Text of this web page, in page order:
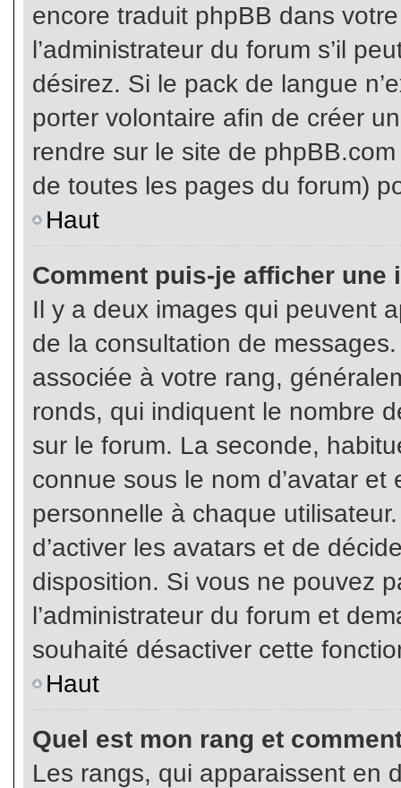
encore traduit phpBB dans
l’administrateur du forum s’il
désirez. Si le pack de langue
porter volontaire afin de créer
rendre sur le site de
de toutes les pages du forum)
Haut
Comment puis-je afficher une
Il y a deux images qui peuvent
de la consultation de
associée à votre rang,
ronds, qui indiquent le nombre
sur le forum. La seconde,
connue sous le nom d’avatar
personnelle à chaque
d’activer les avatars et de
disposition. Si vous ne pouvez
l’administrateur du forum et
souhaité désactiver cette
Haut
Quel est mon rang et
Les rangs, qui apparaissent en